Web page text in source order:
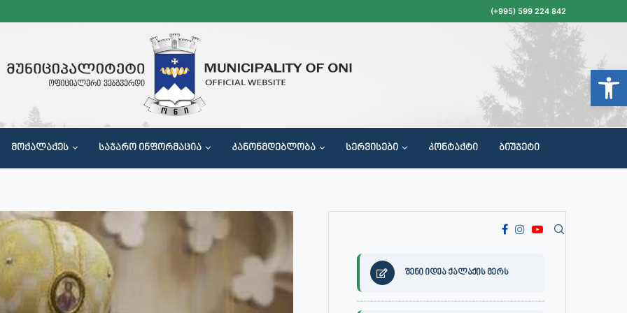
(+995) 599 224 842
ᲛᲝᲥᲐᲚᲐᲥᲔᲡ ᲡᲐᲯᲐᲠᲝ ᲘᲜᲤᲝᲠᲛᲐᲪᲘᲐ ᲙᲐᲜᲝᲜᲛᲓᲔᲑᲚᲝᲑᲐ ᲡᲔᲠᲕᲘᲡᲔᲑᲘ ᲙᲝᲜᲢᲐᲥᲢᲘ ᲑᲘᲣᲯᲔᲢᲘ
შენი იდეა ქალაქის მერს